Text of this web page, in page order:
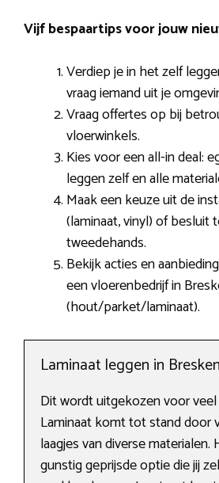
Vijf bespaartips voor jouw
Verdiep je in het zelf
vraag iemand uit je
Vraag offertes op bij
vloerwinkels.
Kies voor een all-in deal:
leggen zelf en alle
Maak een keuze uit de
(laminaat, vinyl) of besluit
tweedehands.
Bekijk acties en
een vloerenbedrijf in
(hout/parket/laminaat).
Laminaat leggen in
Dit wordt uitgekozen voor
Laminaat komt tot stand door
laagjes van diverse materialen.
gunstig geprijsde optie die jij